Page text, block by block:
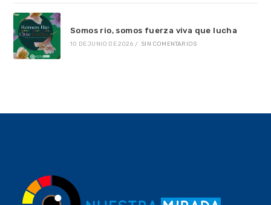
Somos rio, somos fuerza viva que lucha
10 DE JUNIO DE 2026 / SIN COMENTARIOS